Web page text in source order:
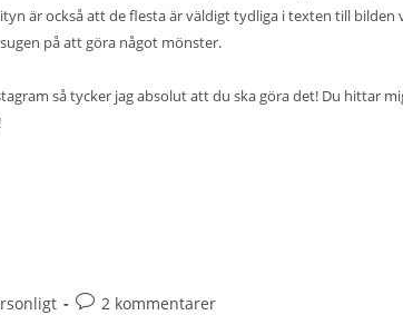
är också att de flesta är väldigt tydliga i texten till
på att göra något mönster.
så tycker jag absolut att du ska göra det! Du hittar
!
2 kommentarer